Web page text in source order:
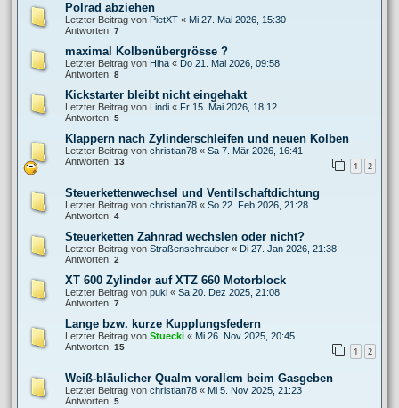
Polrad abziehen
Letzter Beitrag von PietXT « Mi 27. Mai 2026, 15:30
Antworten: 7
maximal Kolbenübergrösse ?
Letzter Beitrag von Hiha « Do 21. Mai 2026, 09:58
Antworten: 8
Kickstarter bleibt nicht eingehakt
Letzter Beitrag von Lindi « Fr 15. Mai 2026, 18:12
Antworten: 5
Klappern nach Zylinderschleifen und neuen Kolben
Letzter Beitrag von christian78 « Sa 7. Mär 2026, 16:41
Antworten: 13 1 2
Steuerkettenwechsel und Ventilschaftdichtung
Letzter Beitrag von christian78 « So 22. Feb 2026, 21:28
Antworten: 4
Steuerketten Zahnrad wechslen oder nicht?
Letzter Beitrag von Straßenschrauber « Di 27. Jan 2026, 21:38
Antworten: 2
XT 600 Zylinder auf XTZ 660 Motorblock
Letzter Beitrag von puki « Sa 20. Dez 2025, 21:08
Antworten: 7
Lange bzw. kurze Kupplungsfedern
Letzter Beitrag von Stuecki « Mi 26. Nov 2025, 20:45
Antworten: 15 1 2
Weiß-bläulicher Qualm vorallem beim Gasgeben
Letzter Beitrag von christian78 « Mi 5. Nov 2025, 21:23
Antworten: 5